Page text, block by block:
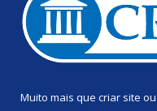
Muito mais que criar site ou